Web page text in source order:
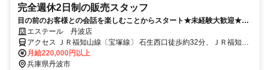
完全週休2日制の販売スタッフ
目の前のお客様との会話を楽しむことからスタート★未経験大歓迎★月
10日休み＆ほぼ残業なし
エステール 丹波店
アクセス ＪＲ福知山線〔宝塚線〕 石生西口徒歩約32分、ＪＲ福知山
線〔宝塚線〕 柏原（兵庫県）徒歩約64分、ＪＲ福知山線〔宝塚線〕
黒井（兵庫県）徒歩約81分 JR石生駅～神姫バス ゆめタウン前 下車す
月給220,000円以上
兵庫県丹波市